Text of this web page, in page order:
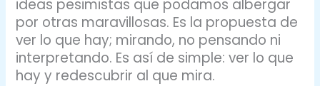
ideas pesimistas que podamos albergar
por otras maravillosas. Es la propuesta de
ver lo que hay; mirando, no pensando ni
interpretando. Es así de simple: ver lo que
hay y redescubrir al que mira.